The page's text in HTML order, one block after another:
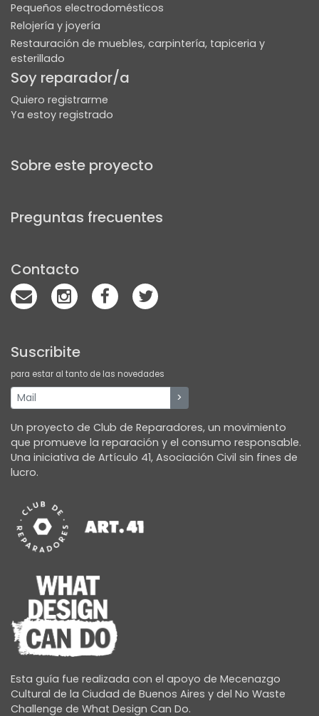
Pequeños electrodomésticos
Relojería y joyería
Restauración de muebles, carpintería, tapiceria y
esterillado
Soy reparador/a
Quiero registrarme
Ya estoy registrado
Sobre este proyecto
Preguntas frecuentes
Contacto
Suscribite
para estar al tanto de las novedades
Un proyecto de Club de Reparadores, un movimiento
que promueve la reparación y el consumo responsable.
Una iniciativa de Artículo 41, Asociación Civil sin fines de
lucro.
Esta guía fue realizada con el apoyo de Mecenazgo
Cultural de la Ciudad de Buenos Aires y del No Waste
Challenge de What Design Can Do.